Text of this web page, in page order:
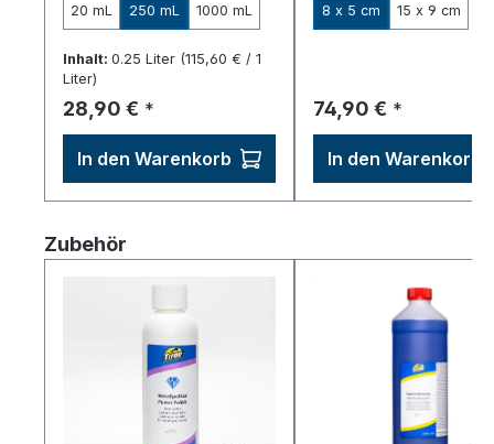
20 mL 250 mL 1000 mL
Inhalt: 0.25 Liter (115,60 € / 1
Liter)
Regulärer Preis:
28,90 € *
In den Warenkorb
8 x 5 cm 15 x 9 cm
Regulärer Preis:
74,90 € *
In den Warenkorb
Produktgalerie überspringen
Zubehör